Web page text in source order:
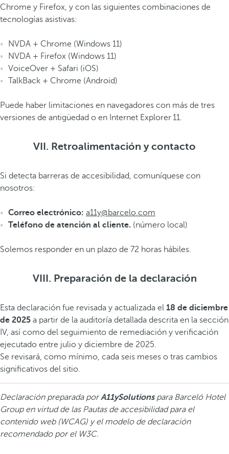
Chrome y Firefox, y con las siguientes combinaciones de
tecnologías asistivas:
NVDA + Chrome (Windows 11)
NVDA + Firefox (Windows 11)
VoiceOver + Safari (iOS)
TalkBack + Chrome (Android)
Puede haber limitaciones en navegadores con más de tres
versiones de antigüedad o en Internet Explorer 11.
VII. Retroalimentación y contacto
Si detecta barreras de accesibilidad, comuníquese con
nosotros:
Correo electrónico: a11y@barcelo.com
Teléfono de atención al cliente. (número local)
Solemos responder en un plazo de 72 horas hábiles.
VIII. Preparación de la declaración
Esta declaración fue revisada y actualizada el 18 de diciembre
de 2025 a partir de la auditoría detallada descrita en la sección
IV, así como del seguimiento de remediación y verificación
ejecutado entre julio y diciembre de 2025.
Se revisará, como mínimo, cada seis meses o tras cambios
significativos del sitio.
Declaración preparada porA11ySolutionspara Barceló Hotel
Group en virtud de las Pautas de accesibilidad para el
contenido web (WCAG) y el modelo de declaración
recomendado por el W3C.